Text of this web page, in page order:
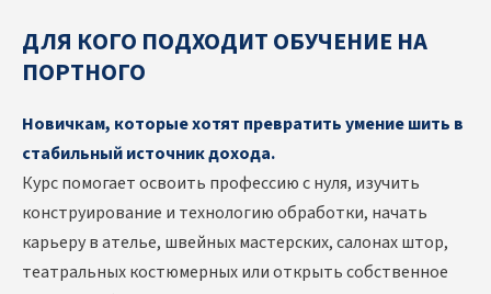
ДЛЯ КОГО ПОДХОДИТ ОБУЧЕНИЕ НА
ПОРТНОГО
Новичкам, которые хотят превратить умение шить в
стабильный источник дохода.
Курс помогает освоить профессию с нуля, изучить
конструирование и технологию обработки, начать
карьеру в ателье, швейных мастерских, салонах штор,
театральных костюмерных или открыть собственное